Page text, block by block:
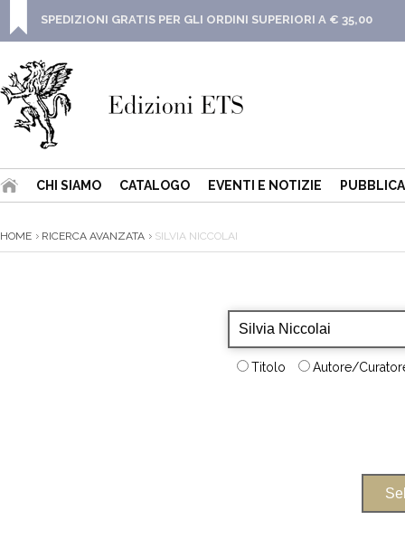
SPEDIZIONI GRATIS PER GLI ORDINI SUPERIORI A € 35,00
CHI SIAMO CATALOGO EVENTI E NOTIZIE
HOME RICERCA AVANZATA SILVIA NICCOLAI
Titolo Autore/